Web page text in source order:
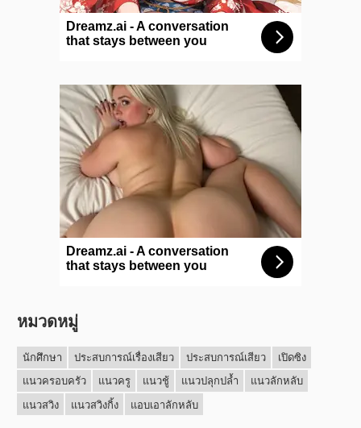
หมวดหมู่
นักศึกษา ประสบการณ์เรื่องเสียว ประสบการณ์เสียว
เปิดซิง
แนวครอบครัว
แนวครู แนวชู้ แนวปลุกปล้ำ
แนวลักหลับ
แนวสวิง
แนวสวิงกิ้ง แอบเอาลักหลับ